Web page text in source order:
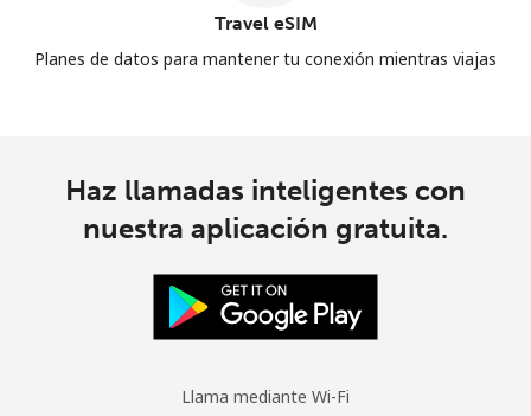
Travel eSIM
Planes de datos para mantener tu conexión mientras viajas
Haz llamadas inteligentes con
nuestra aplicación gratuita.
Llama mediante Wi-Fi